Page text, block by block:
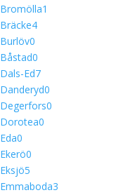
Bromölla1
Bräcke4
Burlöv0
Båstad0
Dals-Ed7
Danderyd0
Degerfors0
Dorotea0
Eda0
Ekerö0
Eksjö5
Emmaboda3